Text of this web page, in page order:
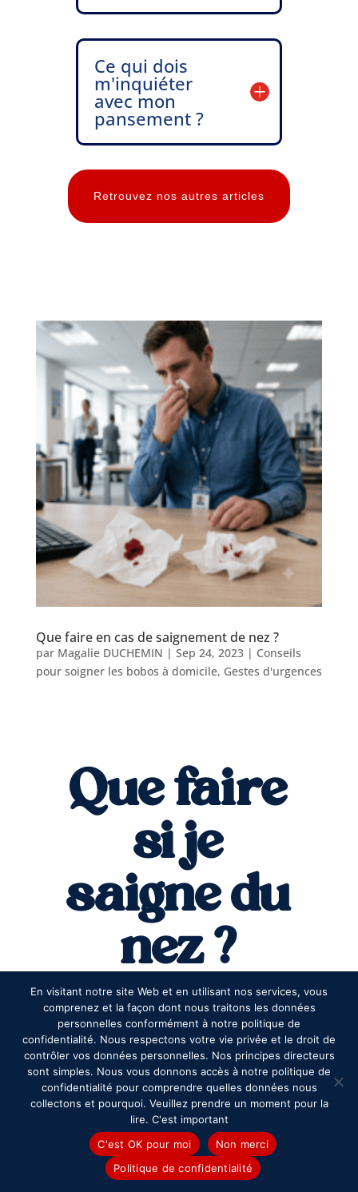
Ce qui dois
m'inquiéter
avec mon
pansement ?
Retrouvez nos autres articles
Que faire en cas de saignement de nez ?
par Magalie DUCHEMIN | Sep 24, 2023| Conseils
pour soigner les bobos à domicile, Gestes d'urgences
Que faire
si je
saigne du
nez ?
Un saignement de nez, aussi appelé
épistaxis, ne se présente jamais au bon
moment. Souvent bénin, il y a quelques
gestes à faire pour que cela cesse et évite
En visitant notre site Web et en utilisant nos services, vous
comprenez et la façon dont nous traitons les données
personnelles conformément à notre politique de
confidentialité. Nous respectons votre vie privée et le droit de
contrôler vos données personnelles. Nos principes directeurs
sont simples. Nous vous donnons accès à notre politique de
confidentialité pour comprendre quelles données nous
collectons et pourquoi. Veuillez prendre un moment pour la
lire. C'est important
C'est OK pour moi
Non merci
Politique de confidentialité